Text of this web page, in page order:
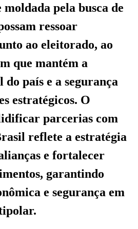
pela busca de
ressoar
ao eleitorado, ao
que mantém a
país e a segurança
estratégicos. O
parcerias com
reflete a estratégia
e fortalecer
garantindo
e segurança em